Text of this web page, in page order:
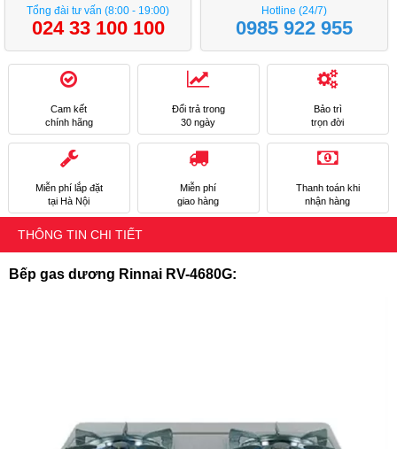
Tổng đài tư vấn (8:00 - 19:00)
024 33 100 100
Hotline (24/7)
0985 922 955
Cam kết
chính hãng
Đổi trả trong
30 ngày
Bảo trì
trọn đời
Miễn phí lắp đặt
tại Hà Nội
Miễn phí
giao hàng
Thanh toán khi
nhận hàng
THÔNG TIN CHI TIẾT
Bếp gas dương Rinnai RV-4680G: